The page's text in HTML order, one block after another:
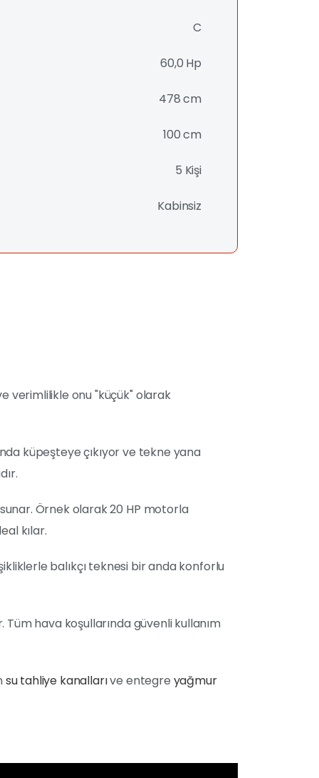
C
60,0 Hp
478 cm
100 cm
5 Kişi
Kabinsiz
verimlilikle onu "küçük" olarak
küpeşteye çıkıyor ve tekne yana
Örnek olarak 20 HP motorla
kılar.
balıkçı teknesi bir anda konforlu
hava koşullarında güvenli kullanım
su tahliye kanallarıve entegre yağmur